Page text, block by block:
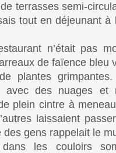
terrasses semi-
tout en déjeunant à
n’était pas
de faïence bleu
plantes
des nuages et
plein cintre à
laissaient
gens rappelait le
les couloirs